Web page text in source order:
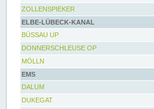
ZOLLENSPIEKER
ELBE-LÜBECK-KANAL
BÜSSAU UP
DONNERSCHLEUSE OP
MÖLLN
EMS
DALUM
DUKEGAT